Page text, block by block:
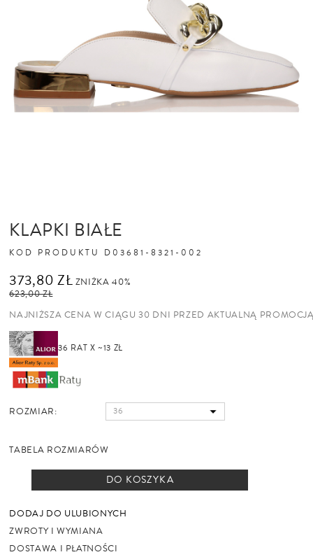
KLAPKI BIAŁE
KOD PRODUKTU D03681-8321-002
373,80 ZŁ ZNIŻKA 40%
623,00 ZŁ
NAJNIŻSZA CENA W CIĄGU 30 DNI PRZED AKTUALNĄ
36 RAT X ~13 ZŁ
ROZMIAR:
TABELA ROZMIARÓW
DO KOSZYKA
DODAJ DO ULUBIONYCH
ZWROTY I WYMIANA
DOSTAWA I PŁATNOŚCI